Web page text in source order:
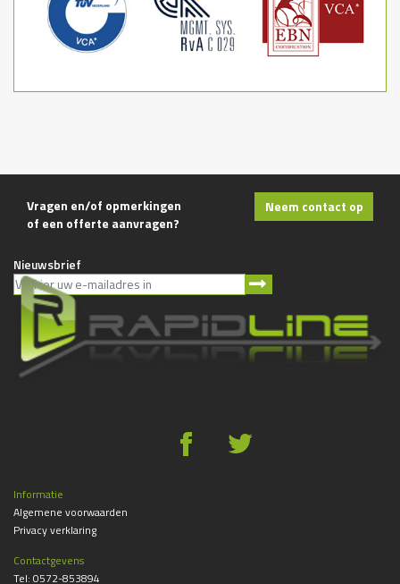
Vragen en/of opmerkingen
of een offerte aanvragen?
Neem contact op
Nieuwsbrief
g *
Informatie
Algemene voorwaarden
Privacy verklaring
Contactgevens
Tel: 0572-853894